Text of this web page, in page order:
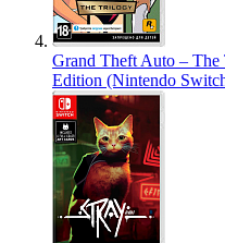
Grand Theft Auto –
Edition (Nintendo